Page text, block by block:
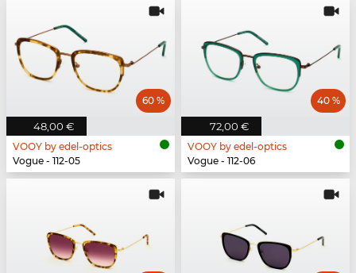
48,00 €
60 %
VOOY by edel-optics
Vogue - 112-05
72,00 €
40 %
VOOY by edel-optics
Vogue - 112-06